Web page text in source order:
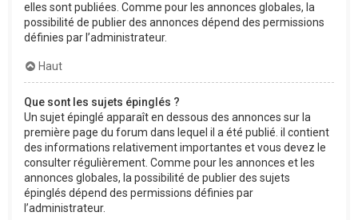
elles sont publiées. Comme pour les annonces globales, la
possibilité de publier des annonces dépend des permissions
définies par l’administrateur.
Haut
Que sont les sujets épinglés ?
Un sujet épinglé apparaît en dessous des annonces sur la
première page du forum dans lequel il a été publié. il contient
des informations relativement importantes et vous devez le
consulter régulièrement. Comme pour les annonces et les
annonces globales, la possibilité de publier des sujets
épinglés dépend des permissions définies par
l’administrateur.